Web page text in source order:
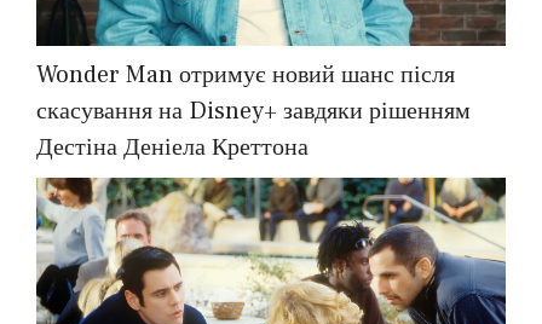
Wonder Man отримує новий шанс після
скасування на Disney+ завдяки рішенням
Дестіна Деніела Креттона